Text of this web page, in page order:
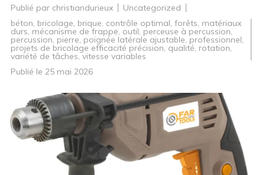
Publié par christiandurieux
Uncategorized
béton, bricolage, brique, contrôle optimal, forêts, matériaux
durs, mécanisme de frappe, outil, perceuse à percussion,
percussion, pierre, poignée latérale ajustable, professionnel,
projets de bricolage efficacité précision, qualité, rotation,
variété de tâches,vitesse variables
Publié le 25 mai 2026